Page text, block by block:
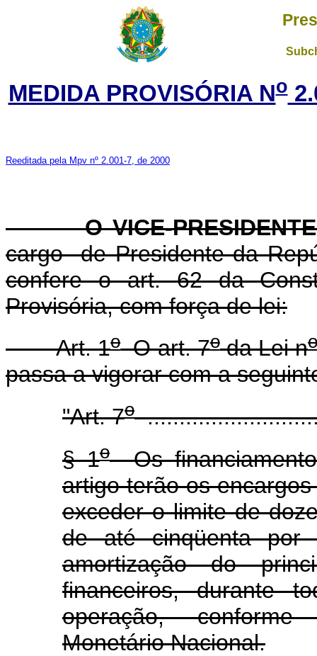
MEDIDA PROVISÓRIA No
Reeditada pela Mpv nº 2.001-7, de 2000
O VICE-PRESIDENTE
cargo de Presidente da
confere o art. 62 da
Provisória, com força de lei:
Art. 1oO art. 7oda Lei n
passa a vigorar com a
"Art. 7o
§ 1oOs
artigo terão os
exceder o limite de
de até cinqüenta por
amortização do
financeiros, durante
operação,
Monetário Nacional.